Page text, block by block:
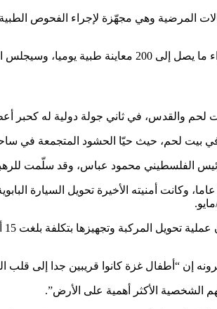
المرضية وهي مجهّزة لإجراء الفحوص الطبية
أثناء تلقيهم الرعاية.
بيت لحم، حيث حيّا الحشود المتجمعة في
الفلسطيني محمود عباس، وقد سلّمت
توفي البابا فرنسيس في 21 نيسان/أبريل عن 88 عاما، وكانت أمنيته
إن “أطفال غزة كانوا قريبين جدا إلى قلب
الشخصية الأكثر أهمية على الأرض”.